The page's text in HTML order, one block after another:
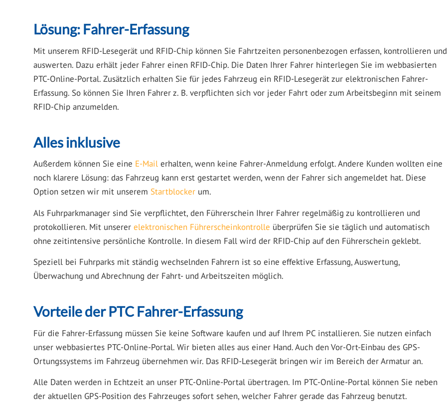
Lösung: Fahrer-Erfassung
Mit unserem RFID-Lesegerät und RFID-Chip können Sie Fahrtzeiten personenbezogen erfassen, kontrollieren und
auswerten. Dazu erhält jeder Fahrer einen RFID-Chip. Die Daten Ihrer Fahrer hinterlegen Sie im webbasierten
PTC-Online-Portal. Zusätzlich erhalten Sie für jedes Fahrzeug ein RFID-Lesegerät zur elektronischen Fahrer-
Erfassung. So können Sie Ihren Fahrer z. B. verpflichten sich vor jeder Fahrt oder zum Arbeitsbeginn mit seinem
RFID-Chip anzumelden.
Alles inklusive
Außerdem können Sie eine E-Mail erhalten, wenn keine Fahrer-Anmeldung erfolgt. Andere Kunden wollten eine
noch klarere Lösung: das Fahrzeug kann erst gestartet werden, wenn der Fahrer sich angemeldet hat. Diese
Option setzen wir mit unserem Startblocker um.
Als Fuhrparkmanager sind Sie verpflichtet, den Führerschein Ihrer Fahrer regelmäßig zu kontrollieren und
protokollieren. Mit unserer elektronischen Führerscheinkontrolle überprüfen Sie sie täglich und automatisch
ohne zeitintensive persönliche Kontrolle. In diesem Fall wird der RFID-Chip auf den Führerschein geklebt.
Speziell bei Fuhrparks mit ständig wechselnden Fahrern ist so eine effektive Erfassung, Auswertung,
Überwachung und Abrechnung der Fahrt- und Arbeitszeiten möglich.
Vorteile der PTC Fahrer-Erfassung
Für die Fahrer-Erfassung müssen Sie keine Software kaufen und auf Ihrem PC installieren. Sie nutzen einfach
unser webbasiertes PTC-Online-Portal. Wir bieten alles aus einer Hand. Auch den Vor-Ort-Einbau des GPS-
Ortungssystems im Fahrzeug übernehmen wir. Das RFID-Lesegerät bringen wir im Bereich der Armatur an.
Alle Daten werden in Echtzeit an unser PTC-Online-Portal übertragen. Im PTC-Online-Portal können Sie neben
der aktuellen GPS-Position des Fahrzeuges sofort sehen, welcher Fahrer gerade das Fahrzeug benutzt.